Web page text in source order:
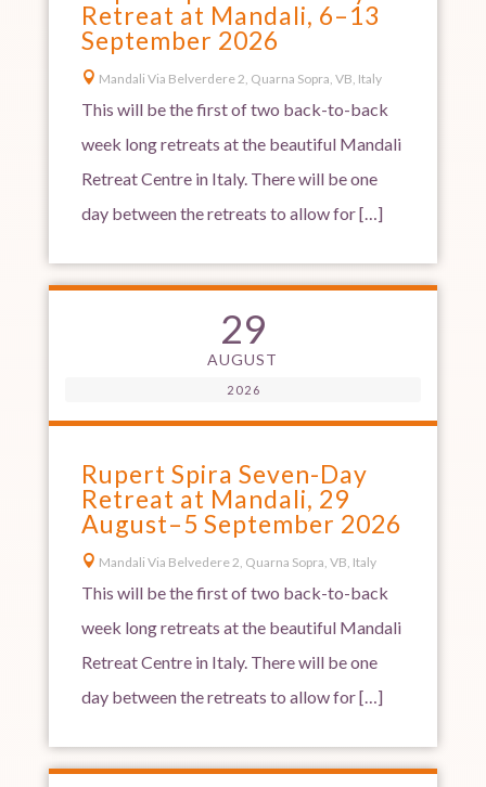
Retreat at Mandali, 6–13
September 2026
 Mandali Via Belverdere 2, Quarna Sopra, VB, Italy
This will be the first of two back-to-back
week long retreats at the beautiful Mandali
Retreat Centre in Italy. There will be one
day between the retreats to allow for […]
29
AUGUST
2026
Rupert Spira Seven-Day
Retreat at Mandali, 29
August–5 September 2026
 Mandali Via Belvedere 2, Quarna Sopra, VB, Italy
This will be the first of two back-to-back
week long retreats at the beautiful Mandali
Retreat Centre in Italy. There will be one
day between the retreats to allow for […]